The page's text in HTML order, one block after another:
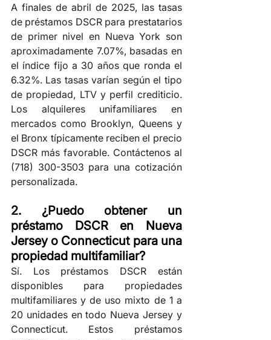
A finales de abril de 2025, las tasas
de préstamos DSCR para prestatarios
de primer nivel en Nueva York son
aproximadamente 7.07%, basadas en
el índice fijo a 30 años que ronda el
6.32%. Las tasas varían según el tipo
de propiedad, LTV y perfil crediticio.
Los alquileres unifamiliares en
mercados como Brooklyn, Queens y
el Bronx típicamente reciben el precio
DSCR más favorable. Contáctenos al
(718) 300-3503 para una cotización
personalizada.
2. ¿Puedo obtener un
préstamo DSCR en Nueva
Jersey o Connecticut para una
propiedad multifamiliar?
Sí. Los préstamos DSCR están
disponibles para propiedades
multifamiliares y de uso mixto de 1 a
20 unidades en todo Nueva Jersey y
Connecticut. Estos préstamos